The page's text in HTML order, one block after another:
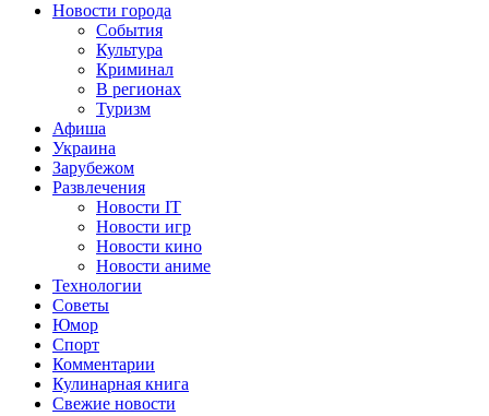
Новости города
События
Культура
Криминал
В регионах
Туризм
Афиша
Украина
Зарубежом
Развлечения
Новости IT
Новости игр
Новости кино
Новости аниме
Технологии
Советы
Юмор
Спорт
Комментарии
Кулинарная книга
Свежие новости